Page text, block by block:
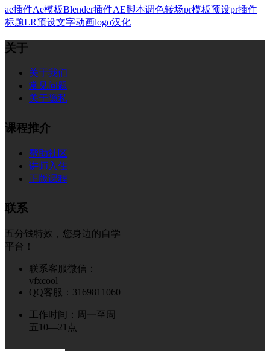
ae插件Ae模板Blender插件AE脚本调色转场pr模板预设pr插件
标题LR预设文字动画logo汉化
关于
关于我们
常见问题
关于隐私
课程推介
帮助社区
讲师入住
正版课程
联系
五分钱特效，您身边的自学
平台！
联系客服微信：
vfxcool
QQ客服：3169811060
工作时间：周一至周
五10—21点